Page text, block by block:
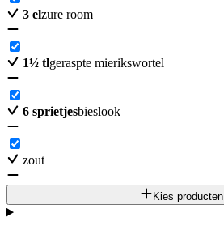
3 elzure room
1½ tlgeraspte mierikswortel
6 sprietjesbieslook
zout
Kies producten